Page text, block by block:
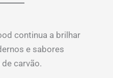
continua a brilhar
e sabores
carvão.